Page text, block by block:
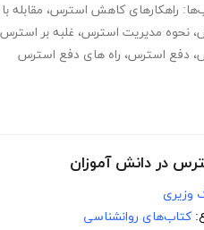
راهکارهای کاهش استرس، مقابله
، نحوه مدیریت استرس، غلبه بر استرس
، دفع استرس، راه های دفع استرس
در دانش آموزان
وزیری
کتاب‌های روانشناسی